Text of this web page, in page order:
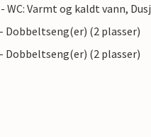
WC: Varmt og kaldt vann, Dusj
Dobbeltseng(er) (2 plasser)
Dobbeltseng(er) (2 plasser)